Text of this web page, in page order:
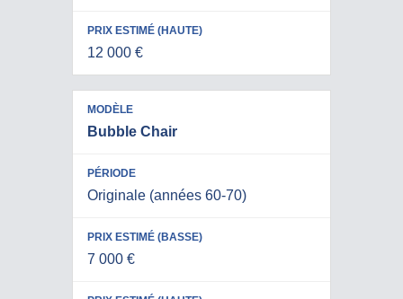
12 000 €
Bubble Chair
Originale (années 60-70)
7 000 €